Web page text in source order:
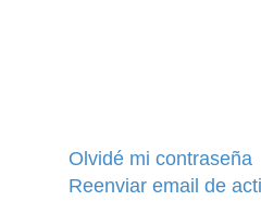
Olvidé mi contraseña
Reenviar email de